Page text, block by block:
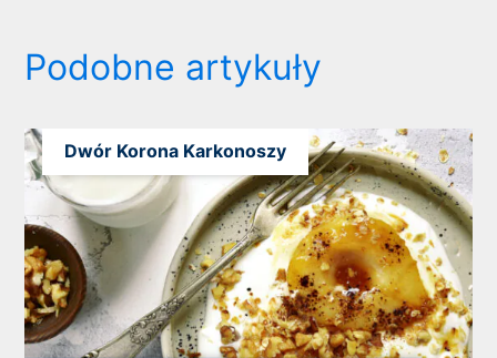
Podobne artykuły
Dwór Korona Karkonoszy